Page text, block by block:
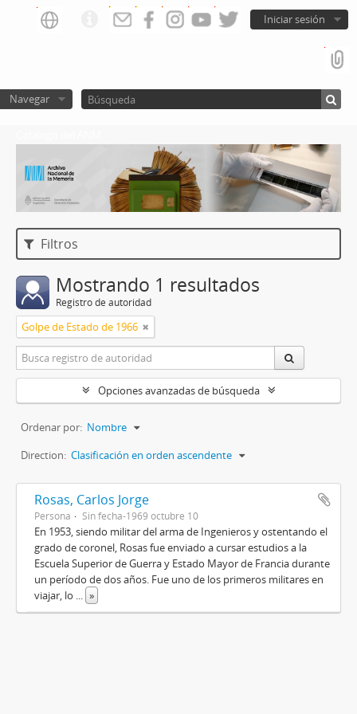
Iniciar sesión
Navegar
Filtros
Mostrando 1 resultados
Registro de autoridad
Golpe de Estado de 1966
Opciones avanzadas de búsqueda
Ordenar por: Nombre
Direction: Clasificación en orden ascendente
Rosas, Carlos Jorge
Persona Sin fecha-1969 octubre 10
En 1953, siendo militar del arma de Ingenieros y ostentando el
grado de coronel, Rosas fue enviado a cursar estudios a la
Escuela Superior de Guerra y Estado Mayor de Francia durante
un período de dos años. Fue uno de los primeros militares en
viajar, lo ... »